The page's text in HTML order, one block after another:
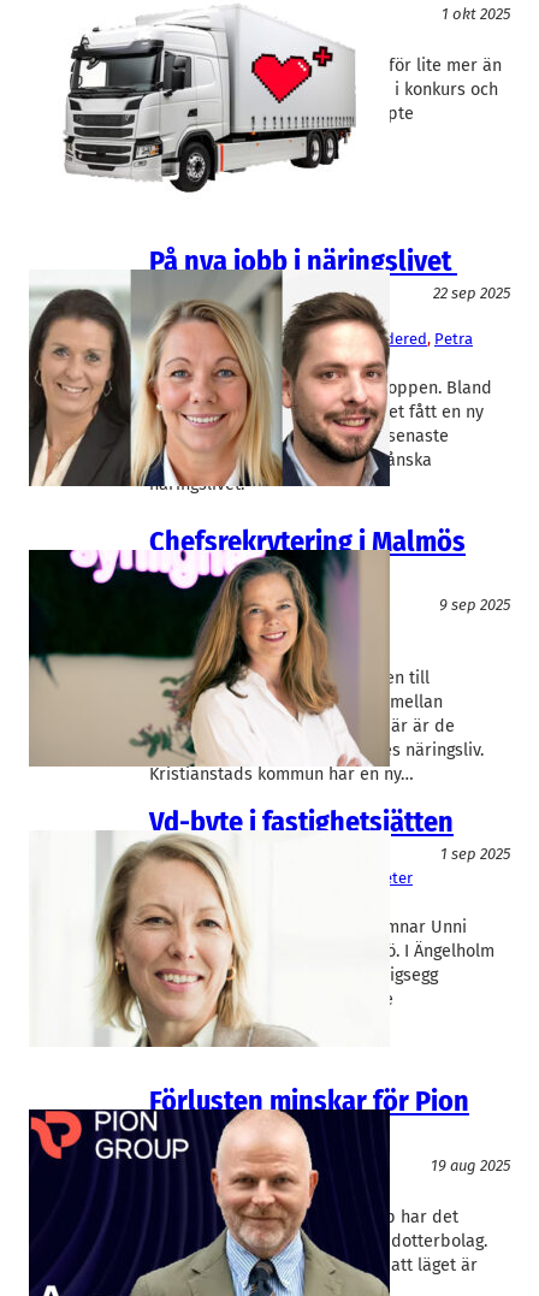
Rekrytering/Bemanning
1 okt 2025
YouCruit
Mats Holmbäck
De tog in mer än 100 Mkr, men för lite mer än
ett år sedan försattes Youcruit i konkurs och
en anonym minoritetsägare köpte
konkursboet.…
På nya jobb i näringslivet
Rekrytering/Bemanning
22 sep 2025
Absfront, Diaverum, Netset
Gustav Oliveståhl
Marianne Brandered, Petra
Mälarholm
Skånska bolag möblerar om i toppen. Bland
annat har mjukvarujätten Netset fått en ny
vd. Rapidus sammanfattar de senaste
rekryteringsnyheterna i det skånska
näringslivet.
Chefsrekrytering i Malmös
byråvärld
Rekrytering/Bemanning
9 sep 2025
Kristianstad kommun
Fredrik Persson Maria Eckerwall
En övergång från idrottsrörelsen till
byråvärlden. En chefsvärvning mellan
grannkommunerna i nordöst. Här är de
senaste jobbnyheterna i Skånes näringsliv.
Kristianstads kommun har en ny…
Vd-byte i fastighetsjätten
Rekrytering/Bemanning
1 sep 2025
Koenigsegg,
Stena Fastigheter
Catarina Ekberg
Efter mer än ett decennium lämnar Unni
Sollbe Stena Fastigheter Malmö. I Ängelholm
ska en ny finanschef göra Koenigsegg
börsfähigt. Här är de viktigaste
jobbnyheterna…
Förlusten minskar för Pion
Group
Rekrytering/Bemanning
19 aug 2025
Pion Group
Martin Hansson
Danir-kontrollerade Pion Group har det
fortsatt tufft och avyttrar flera dotterbolag.
Men vd Martin Hansson tycker att läget är
bättre nu jämfört med i fjol.